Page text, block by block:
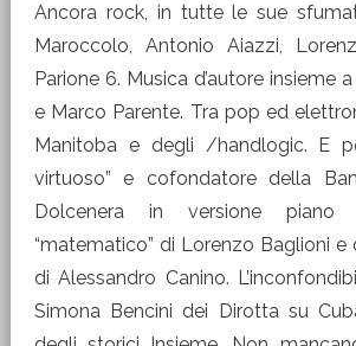
Ancora rock, in tutte le sue
Maroccolo, Antonio Aiazzi,
Parione 6. Musica d’autore insieme
e Marco Parente. Tra pop ed
Manitoba e degli /handlogic. E
virtuoso” e cofondatore della
Dolcenera in versione
“matematico” di Lorenzo Baglioni
di Alessandro Canino.
Simona Bencini dei Dirotta su